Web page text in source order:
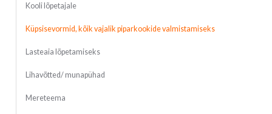
Kooli lõpetajale
Küpsisevormid, kõik vajalik piparkookide valmistamiseks
Lasteaia lõpetamiseks
Lihavõtted/ munapühad
Mereteema